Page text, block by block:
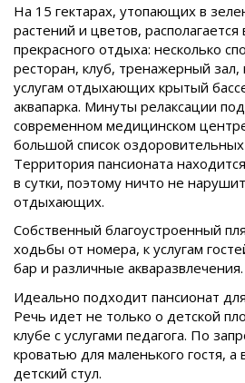
На 15 гектарах, утопающих в
растений и цветов,
прекрасного отдыха: несколько
ресторан, клуб, тренажерный зал,
услугам отдыхающих крытый
аквапарка. Минуты релаксации
современном медицинском
большой список
Территория пансионата
в сутки, поэтому ничто не
отдыхающих.
Собственный благоустроенный
ходьбы от номера, к услугам
бар и различные акваразвлечения.
Идеально подходит пансионат
Речь идет не только о детской
клубе с услугами педагога. По
кроватью для маленького гостя, а
детский стул.